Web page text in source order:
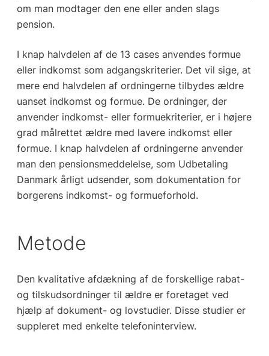
om man modtager den ene eller anden slags
pension.
I knap halvdelen af de 13 cases anvendes formue
eller indkomst som adgangskriterier. Det vil sige, at
mere end halvdelen af ordningerne tilbydes ældre
uanset indkomst og formue. De ordninger, der
anvender indkomst- eller formuekriterier, er i højere
grad målrettet ældre med lavere indkomst eller
formue. I knap halvdelen af ordningerne anvender
man den pensionsmeddelelse, som Udbetaling
Danmark årligt udsender, som dokumentation for
borgerens indkomst- og formueforhold.
Metode
Den kvalitative afdækning af de forskellige rabat-
og tilskudsordninger til ældre er foretaget ved
hjælp af dokument- og lovstudier. Disse studier er
suppleret med enkelte telefoninterview.